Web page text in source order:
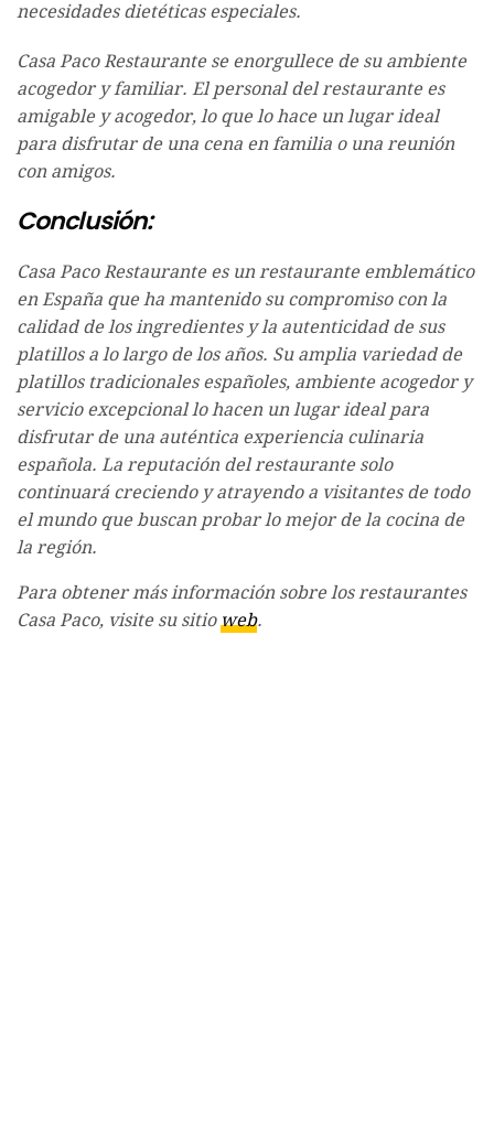
necesidades dietéticas especiales.
Casa Paco Restaurante se enorgullece de su ambiente
acogedor y familiar. El personal del restaurante es
amigable y acogedor, lo que lo hace un lugar ideal
para disfrutar de una cena en familia o una reunión
con amigos.
Conclusión:
Casa Paco Restaurante es un restaurante emblemático
en España que ha mantenido su compromiso con la
calidad de los ingredientes y la autenticidad de sus
platillos a lo largo de los años. Su amplia variedad de
platillos tradicionales españoles, ambiente acogedor y
servicio excepcional lo hacen un lugar ideal para
disfrutar de una auténtica experiencia culinaria
española. La reputación del restaurante solo
continuará creciendo y atrayendo a visitantes de todo
el mundo que buscan probar lo mejor de la cocina de
la región.
Para obtener más información sobre los restaurantes
Casa Paco, visite su sitioweb.